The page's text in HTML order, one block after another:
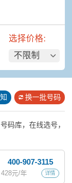
选择价格:
不限制
换一批号码
号码库，在线选号，
400-907-3115
详情
428元/年